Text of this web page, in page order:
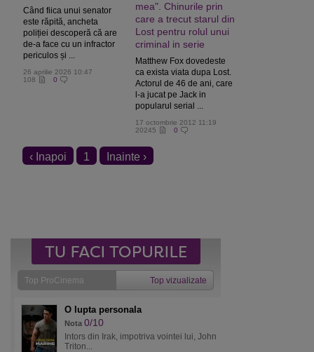
Când fiica unui senator
este răpită, ancheta
poliției descoperă că are
de-a face cu un infractor
periculos și ...
26 aprilie 2026 10:47
108
0
mea". Chinurile prin
care a trecut starul din
Lost pentru rolul unui
criminal in serie
Matthew Fox dovedeste
ca exista viata dupa Lost.
Actorul de 46 de ani, care
l-a jucat pe Jack in
popularul serial ...
17 octombrie 2012 11:19
20245
0
‹ Inapoi 1 Inainte ›
Top ProCinema Top vizualizate
O lupta personala
Nota 0/10
Intors din Irak, impotriva vointei lui, John
Triton...